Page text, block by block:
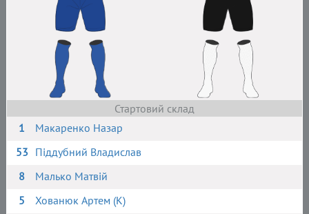
Стартовий склад
1
Макаренко Назар
53 Піддубний Владислав
8
Малько Матвій
5
Хованюк Артем (К)